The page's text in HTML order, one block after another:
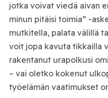
jotka voivat viedä aivan
minun pitäisi toimia” -
mutkitella, palata välillä
voit jopa kavuta tikkailla
rakentanut urapolkusi
– vai oletko kokenut
työelämän vaatimukset